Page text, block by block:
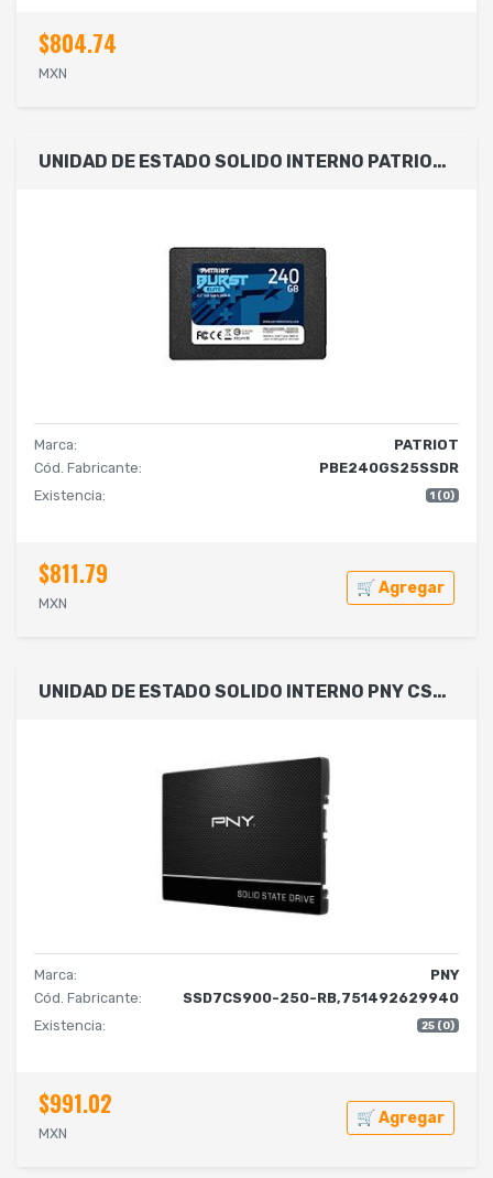
$804.74
MXN
UNIDAD DE ESTADO SOLIDO INTERNO PATRIOT BURST ELITE 240GB 2.5 SATA 3 LECT.450/ESCR.320MBS 7MM PC LAPTOP MINIPC SIN BACKET
Marca:
PATRIOT
Cód. Fabricante:
PBE240GS25SSDR
Existencia:
1 (0)
$811.79
MXN
🛒 Agregar
UNIDAD DE ESTADO SOLIDO INTERNO PNY CS900 250GB 2.5 SATA LECT.535 ESCRIT.500 MBS 7MM PC LAPTOP MINIPC
Marca:
PNY
Cód. Fabricante:
SSD7CS900-250-RB,751492629940
Existencia:
25 (0)
$991.02
MXN
🛒 Agregar